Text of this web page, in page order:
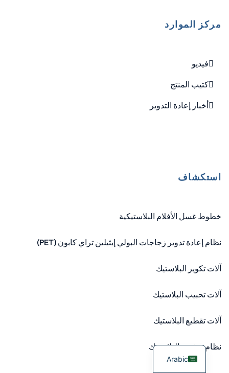
مركز الموارد
فيديو
كتيب المنتج
أخبار إعادة التدوير
استكشاف
خطوط غسل الأفلام البلاستيكية
نظام إعادة تدوير زجاجات البولي إيثيلين تراي كابون (PET)
آلات تكوير البلاستيك
آلات تحبيب البلاستيك
آلات تقطيع البلاستيك
نظام تجفيف البلاستيك
Arabic